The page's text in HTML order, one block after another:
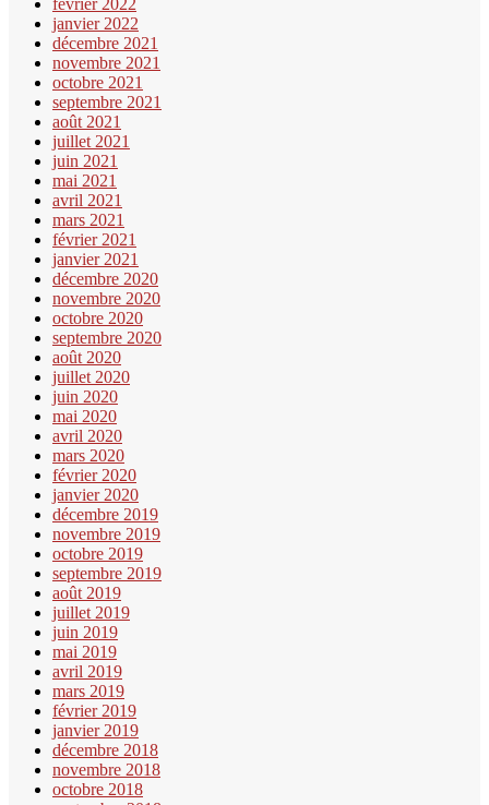
février 2022
janvier 2022
décembre 2021
novembre 2021
octobre 2021
septembre 2021
août 2021
juillet 2021
juin 2021
mai 2021
avril 2021
mars 2021
février 2021
janvier 2021
décembre 2020
novembre 2020
octobre 2020
septembre 2020
août 2020
juillet 2020
juin 2020
mai 2020
avril 2020
mars 2020
février 2020
janvier 2020
décembre 2019
novembre 2019
octobre 2019
septembre 2019
août 2019
juillet 2019
juin 2019
mai 2019
avril 2019
mars 2019
février 2019
janvier 2019
décembre 2018
novembre 2018
octobre 2018